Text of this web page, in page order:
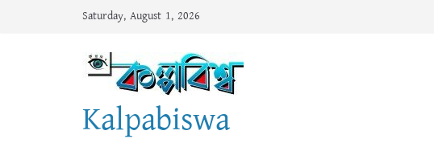
Saturday, August 1, 2026
Kalpabiswa